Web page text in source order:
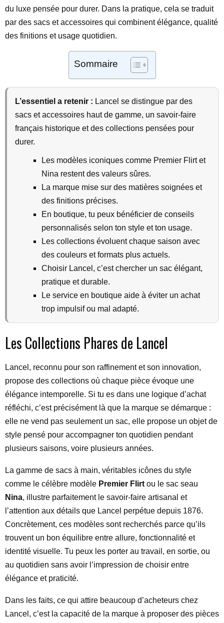
du luxe pensée pour durer. Dans la pratique, cela se traduit
par des sacs et accessoires qui combinent élégance, qualité
des finitions et usage quotidien.
Sommaire
L’essentiel a retenir : Lancel se distingue par des
sacs et accessoires haut de gamme, un savoir-faire
français historique et des collections pensées pour
durer.
Les modèles iconiques comme Premier Flirt et
Nina restent des valeurs sûres.
La marque mise sur des matières soignées et
des finitions précises.
En boutique, tu peux bénéficier de conseils
personnalisés selon ton style et ton usage.
Les collections évoluent chaque saison avec
des couleurs et formats plus actuels.
Choisir Lancel, c’est chercher un sac élégant,
pratique et durable.
Le service en boutique aide à éviter un achat
trop impulsif ou mal adapté.
Les Collections Phares de Lancel
Lancel, reconnu pour son raffinement et son innovation,
propose des collections où chaque pièce évoque une
élégance intemporelle. Si tu es dans une logique d’achat
réfléchi, c’est précisément là que la marque se démarque :
elle ne vend pas seulement un sac, elle propose un objet de
style pensé pour accompagner ton quotidien pendant
plusieurs saisons, voire plusieurs années.
La gamme de sacs à main, véritables icônes du style
comme le célèbre modèle Premier Flirt ou le sac seau
Nina, illustre parfaitement le savoir-faire artisanal et
l’attention aux détails que Lancel perpétue depuis 1876.
Concrètement, ces modèles sont recherchés parce qu’ils
trouvent un bon équilibre entre allure, fonctionnalité et
identité visuelle. Tu peux les porter au travail, en sortie, ou
au quotidien sans avoir l’impression de choisir entre
élégance et praticité.
Dans les faits, ce qui attire beaucoup d’acheteurs chez
Lancel, c’est la capacité de la marque à proposer des pièces